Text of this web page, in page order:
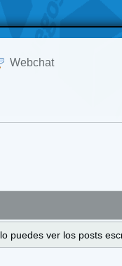
Webchat
ver los posts